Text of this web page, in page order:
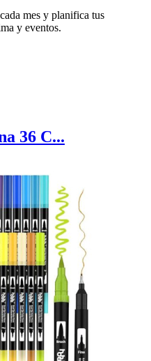
mes y planifica tus
y eventos.
36 C...